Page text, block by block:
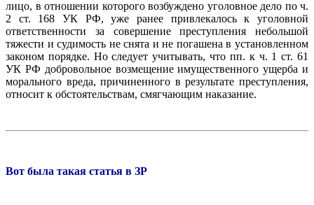
лицо, в отношении которого возбуждено уголовное дело по ч.
2 ст. 168 УК РФ, уже ранее привлекалось к уголовной
ответственности за совершение преступления небольшой
тяжести и судимость не снята и не погашена в установленном
законом порядке. Но следует учитывать, что пп. к ч. 1 ст. 61
УК РФ добровольное возмещение имущественного ущерба и
морального вреда, причиненного в результате преступления,
относит к обстоятельствам, смягчающим наказание.
Вот была такая статья в ЗР